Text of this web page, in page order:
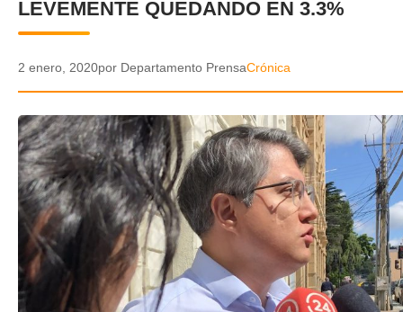
POLICIAL
AUDIOS
VIDEOS
GALERIA DE FOTOS
APP MÓVIL
LEVEMENTE QUEDANDO EN 3.3%
2 enero, 2020por Departamento PrensaCrónica